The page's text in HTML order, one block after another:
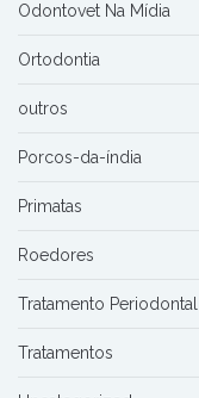
Odontovet Na Mídia
Ortodontia
outros
Porcos-da-índia
Primatas
Roedores
Tratamento Periodontal
Tratamentos